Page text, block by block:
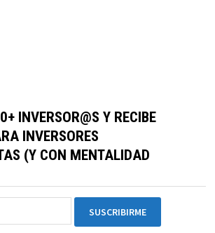
INVERSOR@S Y RECIBE
INVERSORES
(Y CON MENTALIDAD